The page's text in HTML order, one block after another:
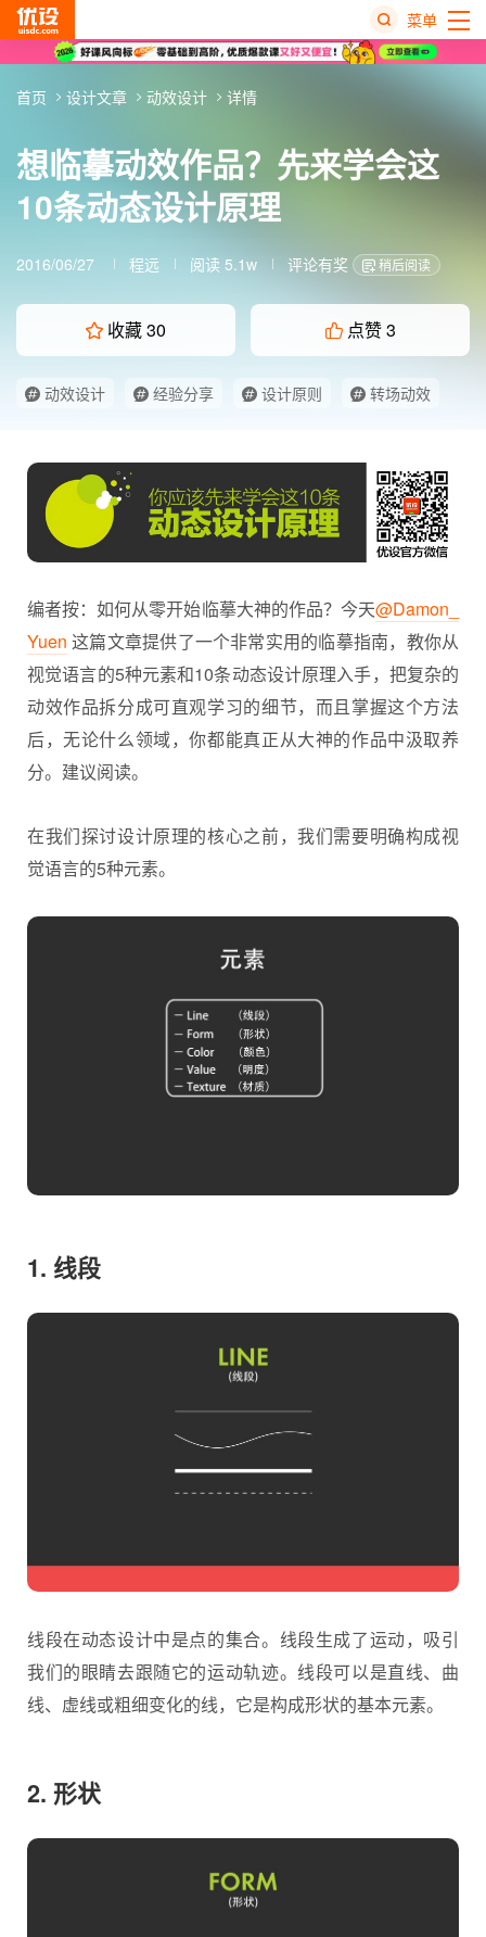
菜单
想临摹动效作品？先来学会这
10条动态设计原理
2016/06/27 程远 阅读 5.1w 评论有奖 稍后阅读
收藏30 点赞3
动效设计 经验分享 设计原则 转场动效
首页 设计文章 动效设计 详情
编者按：如何从零开始临摹大神的作品？今天@Damon_
Yuen 这篇文章提供了一个非常实用的临摹指南，教你从
视觉语言的5种元素和10条动态设计原理入手，把复杂的
动效作品拆分成可直观学习的细节，而且掌握这个方法
后，无论什么领域，你都能真正从大神的作品中汲取养
分。建议阅读。
在我们探讨设计原理的核心之前，我们需要明确构成视
觉语言的5种元素。
1. 线段
线段在动态设计中是点的集合。线段生成了运动，吸引
我们的眼睛去跟随它的运动轨迹。线段可以是直线、曲
线、虚线或粗细变化的线，它是构成形状的基本元素。
2. 形状